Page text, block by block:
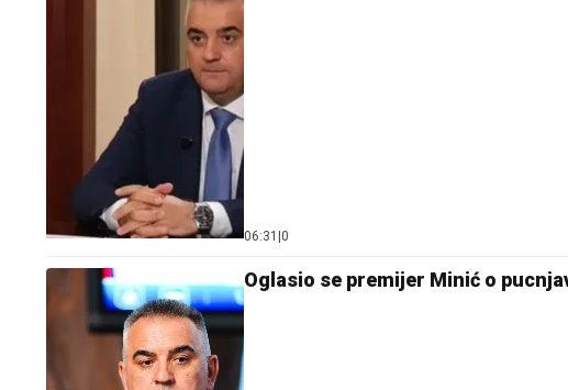
06:31 0
Oglasio se premijer Minić o